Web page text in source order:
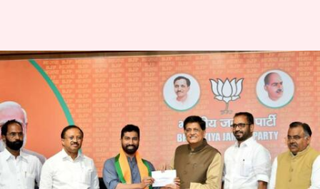
బీజేపీలో చేరిన కాంగ్రెస్ సీనియర్ నేత
ఏకే ఆంటోనీ కుమారుడు అనిల్
ఆంటోనీ
వ్రాసిన వారు Stalin Apr 06, 2023
ఈ వార్తాకథనం ఏంటి